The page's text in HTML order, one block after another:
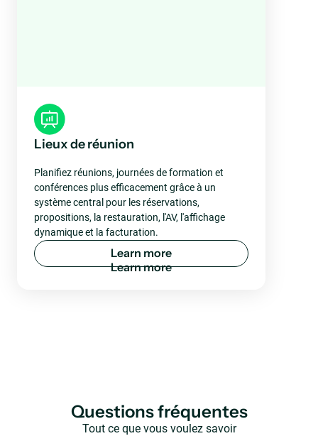
Lieux de réunion
Planifiez réunions, journées de formation et
conférences plus efficacement grâce à un
système central pour les réservations,
propositions, la restauration, l'AV, l'affichage
dynamique et la facturation.
Learn more
Questions fréquentes
Tout ce que vous voulez savoir